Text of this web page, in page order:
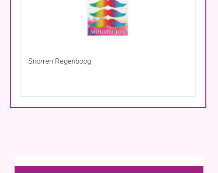
Snorren Regenboog